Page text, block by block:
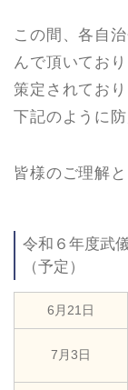
この間、各自
んで頂いてお
策定されてお
下記のように
皆様のご理解
令和６年度武
（予定）
6月21日
7月3日